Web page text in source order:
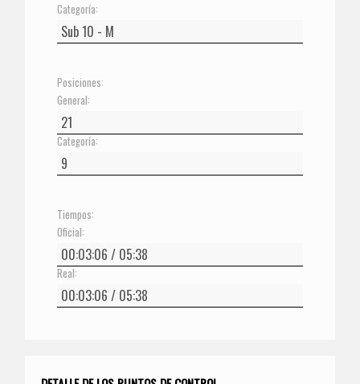
Categoría:
Posiciones:
General:
Categoría:
Tiempos:
Oficial:
Real: